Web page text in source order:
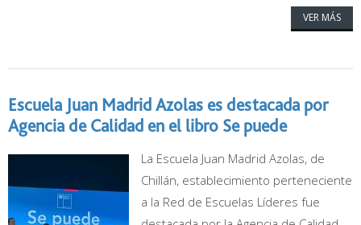
VER MÁS
Escuela Juan Madrid Azolas es destacada por
Agencia de Calidad en el libro Se puede
La Escuela Juan Madrid Azolas, de
Chillán, establecimiento perteneciente
a la Red de Escuelas Líderes fue